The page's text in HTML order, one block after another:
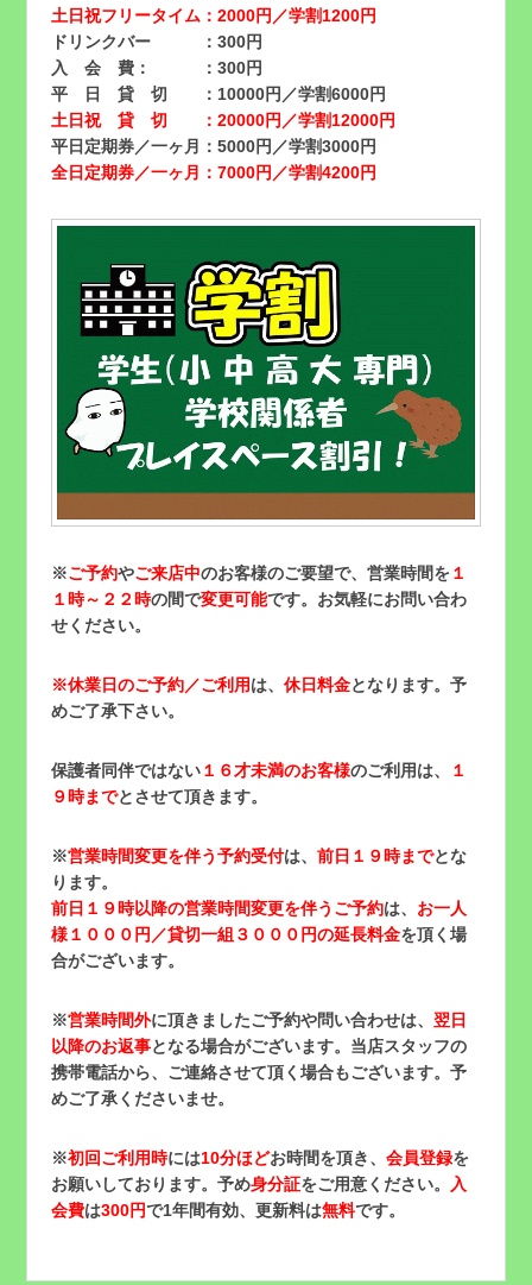
土日祝フリータイム：2000円／学割1200円
ドリンクバー ：300円
入 会 費： ：300円
平 日 貸 切 ：10000円／学割6000円
土日祝 貸 切 ：20000円／学割12000円
平日定期券／一ヶ月：5000円／学割3000円
全日定期券／一ヶ月：7000円／学割4200円
※ご予約やご来店中のお客様のご要望で、営業時間を１
１時～２２時の間で変更可能です。お気軽にお問い合わ
せください。
※休業日のご予約／ご利用は、休日料金となります。予
めご了承下さい。
保護者同伴ではない１６才未満のお客様のご利用は、
１
９時までとさせて頂きます。
※営業時間変更を伴う予約受付は、前日１９時までとな
ります。
前日１９時以降の営業時間変更を伴うご予約は、 お一人
様１０００円／貸切一組３０００円の延長料金を頂く場
合がございます。
※営業時間外に頂きましたご予約や問い合わせは、翌日
以降のお返事となる場合がございます。当店スタッフの
携帯電話から、ご連絡させて頂く場合もございます。予
めご了承くださいませ。
※初回ご利用時には10分ほどお時間を頂き、会員登録を
お願いしております。予め身分証をご用意ください。 入
会費は300円で1年間有効、更新料は無料です。